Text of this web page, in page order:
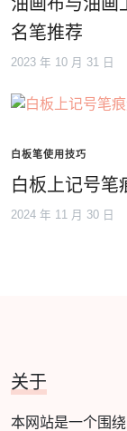
名笔推荐
2023 年 10 月 31 日
白板笔使用技巧
白板上记号笔
2024 年 11 月 30 日
关于
本网站是一个围